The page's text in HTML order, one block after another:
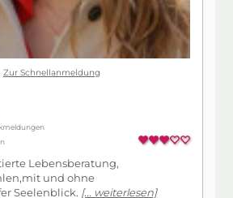
Zur Schnellanmeldung
Lebensberatung,
und ohne
Seelenblick. [... weiterlesen]